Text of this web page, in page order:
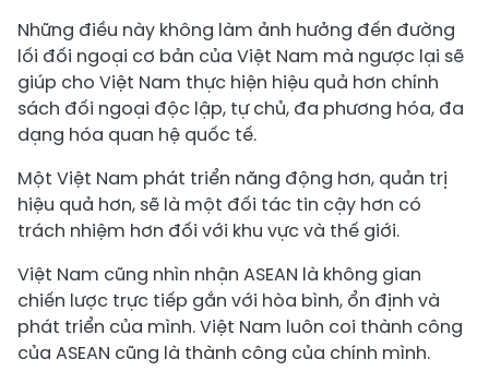
Những điều này không làm ảnh hưởng đến đường
lối đối ngoại cơ bản của Việt Nam mà ngược lại sẽ
giúp cho Việt Nam thực hiện hiệu quả hơn chính
sách đối ngoại độc lập, tự chủ, đa phương hóa, đa
dạng hóa quan hệ quốc tế.
Một Việt Nam phát triển năng động hơn, quản trị
hiệu quả hơn, sẽ là một đối tác tin cậy hơn có
trách nhiệm hơn đối với khu vực và thế giới.
Việt Nam cũng nhìn nhận ASEAN là không gian
chiến lược trực tiếp gắn với hòa bình, ổn định và
phát triển của mình. Việt Nam luôn coi thành công
của ASEAN cũng là thành công của chính mình.